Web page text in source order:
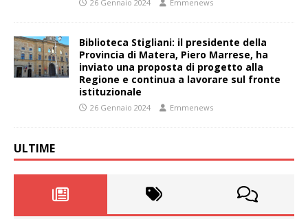
26 Gennaio 2024 Emmenews
Biblioteca Stigliani: il presidente della
Provincia di Matera, Piero Marrese, ha
inviato una proposta di progetto alla
Regione e continua a lavorare sul fronte
istituzionale
26 Gennaio 2024 Emmenews
ULTIME